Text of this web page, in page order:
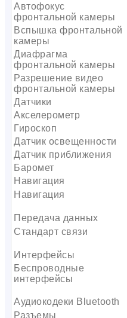
Автофокус
фронтальной камеры
Вспышка фронтальной
камеры
Диафрагма
фронтальной камеры
Разрешение видео
фронтальной камеры
Датчики
Акселерометр
Гироскоп
Датчик освещенности
Датчик приближения
Баромет
Навигация
Навигация
Передача данных
Стандарт связи
Интерфейсы
Беспроводные
интерфейсы
Аудиокодеки Bluetooth
Разъемы